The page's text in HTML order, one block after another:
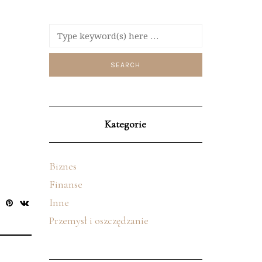
Kategorie
Biznes
Finanse
Inne
Przemysł i oszczędzanie